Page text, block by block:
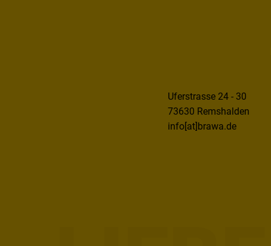
Uferstrasse 24 - 30
73630 Remshalden
info[at]brawa.de